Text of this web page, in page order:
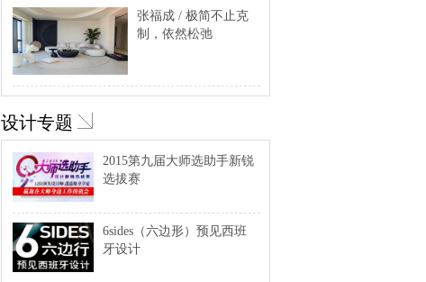
张福成 / 极简不止克
制，依然松弛
设计专题
2015第九届大师选助手新锐
选拔赛
6sides（六边形）预见西班
牙设计